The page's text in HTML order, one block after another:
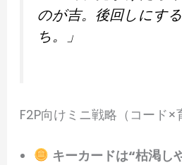
のが吉。後回しにす
ち。」
F2P向けミニ戦略（コード×
キーカードは“枯渇し